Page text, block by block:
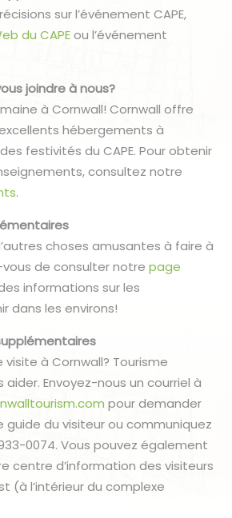
sur l’événement CAPE,
du CAPEou l’événement
joindre à nous?
à Cornwall! Cornwall offre
hébergements à
festivités du CAPE. Pour obtenir
consultez notre
.
choses amusantes à faire à
vous de consulter notre page
informations sur les
dans les environs!
visite à Cornwall? Tourisme
Envoyez-nous un courriel à
pour demander
guide du visiteur ou communiquez
0074. Vous pouvez également
centre d’information des visiteurs
(à l’intérieur du complexe